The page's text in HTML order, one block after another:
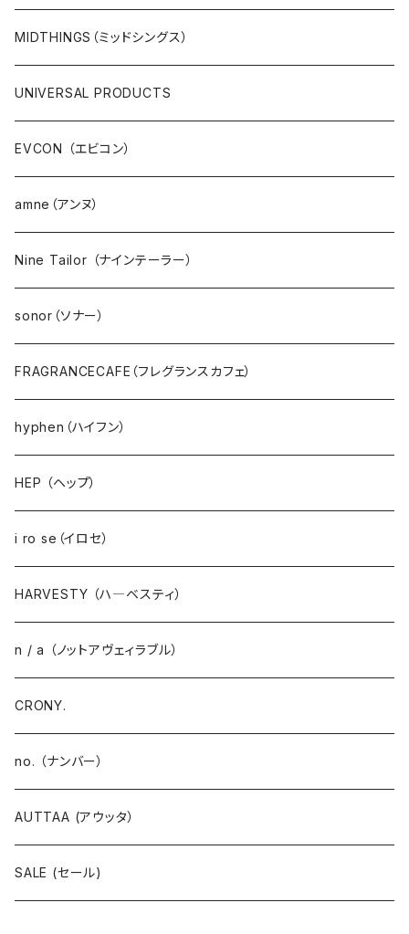
MIDTHINGS（ミッドシングス）
UNIVERSAL PRODUCTS
EVCON （エビコン）
amne（アンヌ）
Nine Tailor （ナインテーラー）
sonor（ソナー）
FRAGRANCECAFE（フレグランスカフェ）
hyphen（ハイフン）
HEP （ヘップ）
i ro se（イロセ）
HARVESTY （ハ―ベスティ）
n / a （ノットアヴェィラブル）
CRONY.
no. （ナンバー）
AUTTAA (アウッタ）
SALE (セール)